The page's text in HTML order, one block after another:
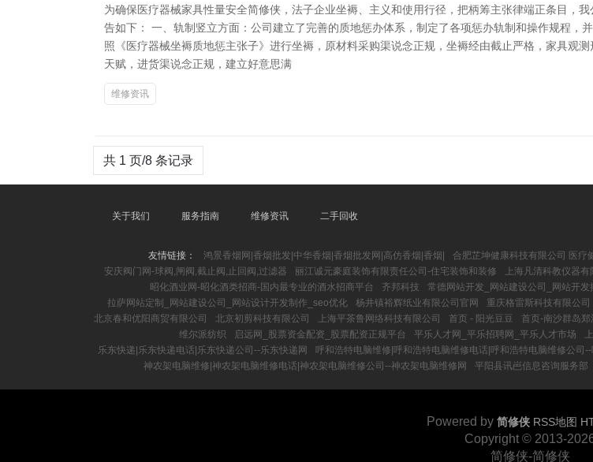
为确保医疗器械家具性量安全简修侠，法子企业坐褥、主义和使用行径，把柄筹主张律端正条目，
告如下： 一、轨制竖立方面：公司建立了完善的质地惩办体系，制定了各项惩办轨制和操作规程，
照《医疗器械坐褥质地惩主张子》进行坐褥，原材料采购渠说念正规，坐褥经由截止严格，家具观
天赋，进货渠说念正规，建立好意思满
维修资讯
共 1 页/8 条记录
关于我们 服务指南 维修资讯 二手回收
友情链接： 鸿景香烟网|香烟批发|中华香烟|香烟批发网|高仿香烟|香烟| 合肥芷坤健康科技有限公司 医疗
安庆阀门网-球阀,闸阀,截止阀,止回阀,过滤器
丽江诚元豪庭装饰有限责任公司-住宅装饰和装修 上海凡清科教仪器
昭化酒业网-昭化酒类招商-国内最专业的酒水招商平台
齐邦科技 常德网站开发_网站建设公司_网站开
拉萨网站定制_网站建设公司_网站设计开发制作_seo优化
杨井镇裕辉纸业有限公司官网 重庆格雷斯科技有限公司
北京春和优阳商贸有限公司
北京初剪科技有限公司 上海平茶鲁网络科技有限公司 首页 - 阳光豆豆 首页-南沙群岛
维尔派纺织
启远网_股票资金配资_股票配资正规平台 平乐人才网_平乐招聘网_平乐人才市场
乐东快递|乐东快递电话|乐东快递公司--乐东快递网
呼和浩特电脑维修|呼和浩特电脑维修电话|呼和浩特电脑维修公司
神农架电脑维修|神农架电脑维修电话|神农架电脑维修公司--神农架电脑维修网
平阳县讯岜信息咨询服务部
Powered by 简修侠 RSS地图
Copyright © 2013-
简修侠-简修侠